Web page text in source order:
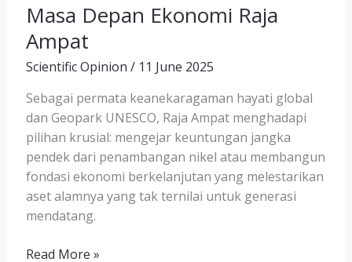
Masa Depan Ekonomi Raja
Ampat
Scientific Opinion / 11 June 2025
Sebagai permata keanekaragaman hayati global
dan Geopark UNESCO, Raja Ampat menghadapi
pilihan krusial: mengejar keuntungan jangka
pendek dari penambangan nikel atau membangun
fondasi ekonomi berkelanjutan yang melestarikan
aset alamnya yang tak ternilai untuk generasi
mendatang.
Read More »